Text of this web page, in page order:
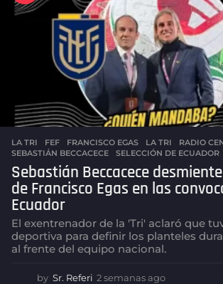
LA TRI FEF ,FRANCISCO EGAS ,LA TRI ,RADIO
SEBASTIÁN BECCACECE
,SELECCIÓN DE ECUADOR
Sebastián Beccacece
de Francisco Egas en las
Ecuador
El exentrenador de la 'Tri' aclaró que
deportiva para definir los planteles
al frente del equipo nacional.
by Sr. Referi 2 semanas ago